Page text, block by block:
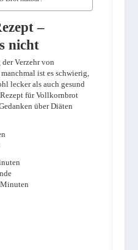
–
nicht
Verzehr von
ist es schwierig,
lecker als auch gesund
für Vollkornbrot
über Diäten
Minuten